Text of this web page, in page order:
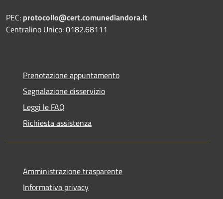
PEC: protocollo@cert.comunediandora.it
Centralino Unico: 0182.68111
Prenotazione appuntamento
Segnalazione disservizio
Leggi le FAQ
Richiesta assistenza
Amministrazione trasparente
Informativa privacy